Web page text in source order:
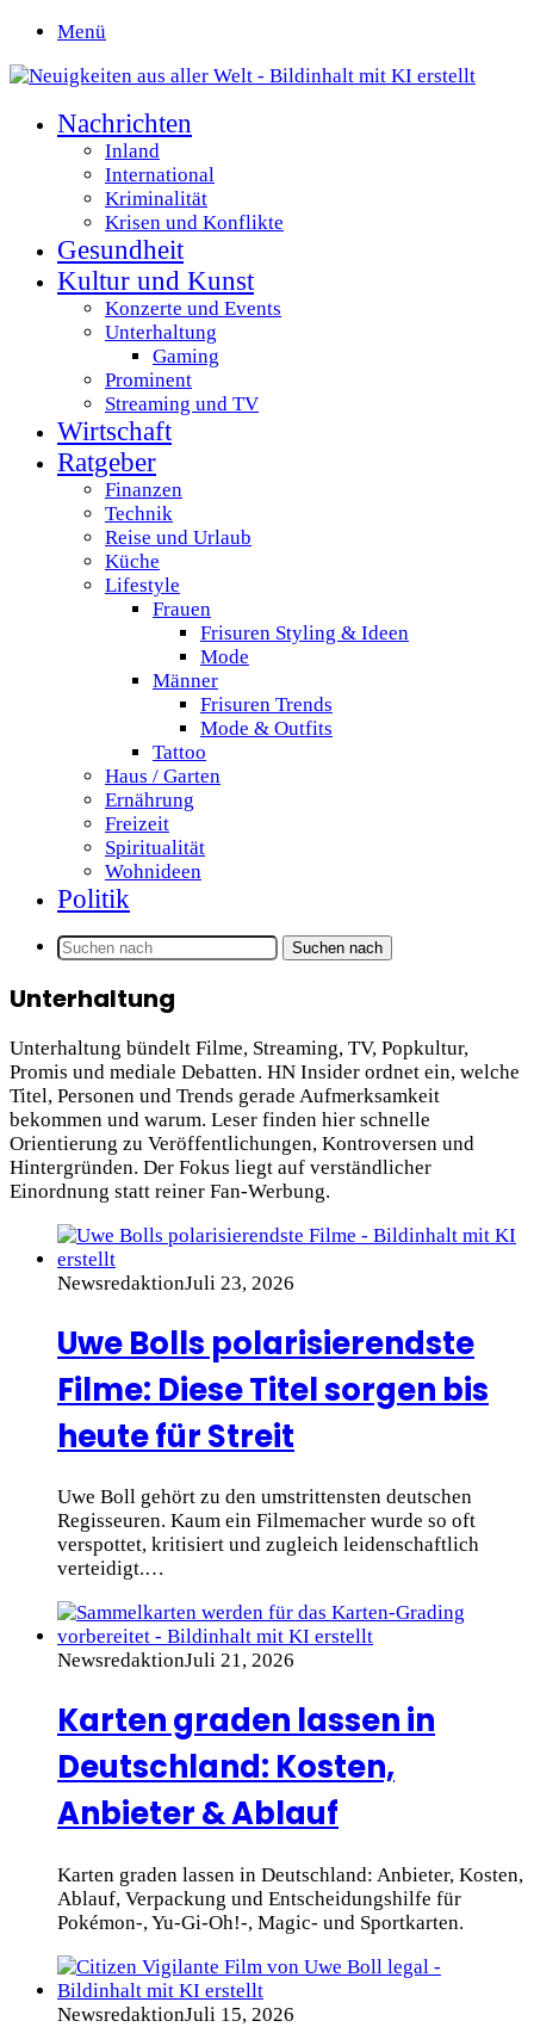
Menü
Nachrichten
Inland
International
Kriminalität
Krisen und Konflikte
Gesundheit
Kultur und Kunst
Konzerte und Events
Unterhaltung
Gaming
Prominent
Streaming und TV
Wirtschaft
Ratgeber
Finanzen
Technik
Reise und Urlaub
Küche
Lifestyle
Frauen
Frisuren Styling & Ideen
Mode
Männer
Frisuren Trends
Mode & Outfits
Tattoo
Haus / Garten
Ernährung
Freizeit
Spiritualität
Wohnideen
Politik
Suchen nach
Unterhaltung
Unterhaltung bündelt Filme, Streaming, TV, Popkultur,
Promis und mediale Debatten. HN Insider ordnet ein, welche
Titel, Personen und Trends gerade Aufmerksamkeit
bekommen und warum. Leser finden hier schnelle
Orientierung zu Veröffentlichungen, Kontroversen und
Hintergründen. Der Fokus liegt auf verständlicher
Einordnung statt reiner Fan-Werbung.
NewsredaktionJuli 23, 2026
Uwe Bolls polarisierendste
Filme: Diese Titel sorgen bis
heute für Streit
Uwe Boll gehört zu den umstrittensten deutschen
Regisseuren. Kaum ein Filmemacher wurde so oft
verspottet, kritisiert und zugleich leidenschaftlich
verteidigt.…
NewsredaktionJuli 21, 2026
Karten graden lassen in
Deutschland: Kosten,
Anbieter & Ablauf
Karten graden lassen in Deutschland: Anbieter, Kosten,
Ablauf, Verpackung und Entscheidungshilfe für
Pokémon-, Yu-Gi-Oh!-, Magic- und Sportkarten.
NewsredaktionJuli 15, 2026